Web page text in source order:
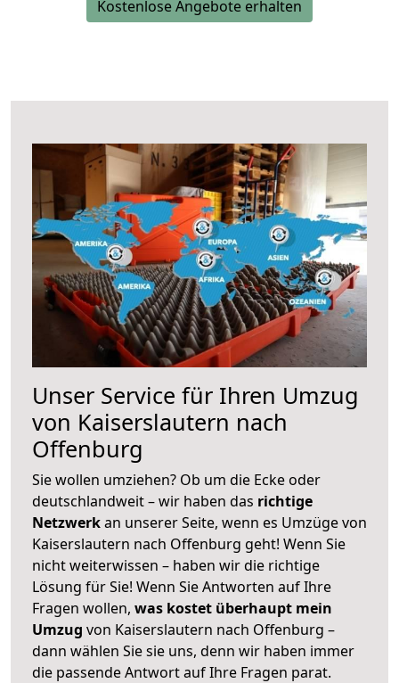
Kostenlose Angebote erhalten
Unser Service für Ihren Umzug
von Kaiserslautern nach
Offenburg
Sie wollen umziehen? Ob um die Ecke oder
deutschlandweit – wir haben das richtige
Netzwerkan unserer Seite, wenn es Umzüge von
Kaiserslautern nach Offenburg geht! Wenn Sie
nicht weiterwissen – haben wir die richtige
Lösung für Sie! Wenn Sie Antworten auf Ihre
Fragen wollen, was kostet überhaupt mein
Umzug von Kaiserslautern nach Offenburg –
dann wählen Sie sie uns, denn wir haben immer
die passende Antwort auf Ihre Fragen parat.